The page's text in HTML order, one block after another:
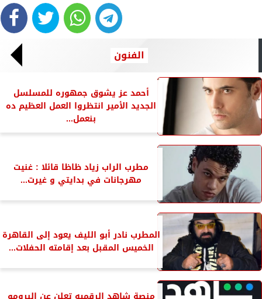
الفنون
أحمد عز يشوق جمهوره للمسلسل
الجديد الأمير انتظروا العمل العظيم ده
بنعمل...
مطرب الراب زياد ظاظا قائلا : غنيت
مهرجانات في بدايتي و غيرت...
المطرب نادر أبو الليف يعود إلى القاهرة
الخميس المقبل بعد إقامته الحفلات...